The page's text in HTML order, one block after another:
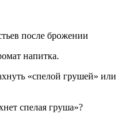
после брожении
напитка.
«спелой грушей» или
спелая груша»?